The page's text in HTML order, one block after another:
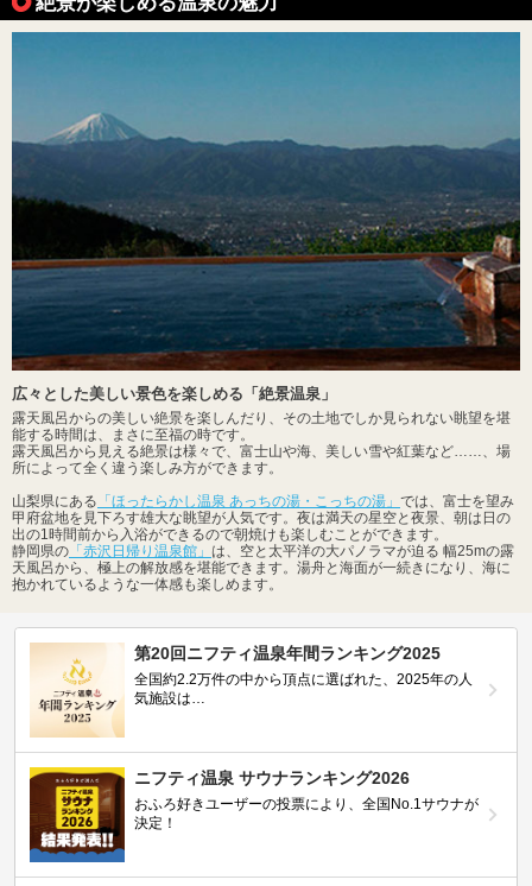
広々とした美しい景色を楽しめる「絶景温泉」
露天風呂からの美しい絶景を楽しんだり、その土地でしか見られない眺望を堪
能する時間は、まさに至福の時です。
露天風呂から見える絶景は様々で、富士山や海、美しい雪や紅葉など……、場
所によって全く違う楽しみ方ができます。
山梨県にある 「ほったらかし温泉 あっちの湯・こっちの湯」 では、富士を望み
甲府盆地を見下ろす雄大な眺望が人気です。夜は満天の星空と夜景、朝は日の
出の1時間前から入浴ができるので朝焼けも楽しむことができます。
静岡県の 「赤沢日帰り温泉館」 は、空と太平洋の大パノラマが迫る 幅25mの露
天風呂から、極上の解放感を堪能できます。湯舟と海面が一続きになり、海に
抱かれているような一体感も楽しめます。
第20回ニフティ温泉年間ランキング2025
全国約2.2万件の中から頂点に選ばれた、2025年の人
気施設は…
ニフティ温泉 サウナランキング2026
おふろ好きユーザーの投票により、全国No.1サウナが
決定！